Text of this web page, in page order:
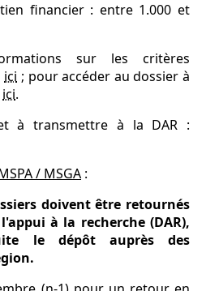
financier : entre 1.000 et
sur les critères
ici ; pour accéder au dossier à
ici.
à transmettre à la DAR :
/ MSGA :
doivent être retournés
à la recherche (DAR),
le dépôt auprès des